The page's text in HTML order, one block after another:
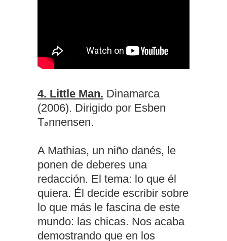
4. Little Man. Dinamarca
(2006). Dirigido por Esben
Tønnensen.
A Mathias, un niño danés, le
ponen de deberes una
redacción. El tema: lo que él
quiera. Él decide escribir sobre
lo que más le fascina de este
mundo: las chicas. Nos acaba
demostrando que en los